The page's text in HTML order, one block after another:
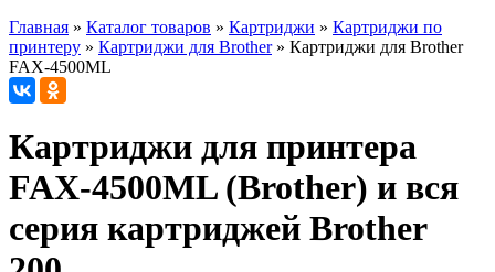
Главная » Каталог товаров » Картриджи » Картриджи по
принтеру » Картриджи для Brother» Картриджи для Brother
FAX-4500ML
Картриджи для принтера
FAX-4500ML (Brother) и вся
серия картриджей Brother